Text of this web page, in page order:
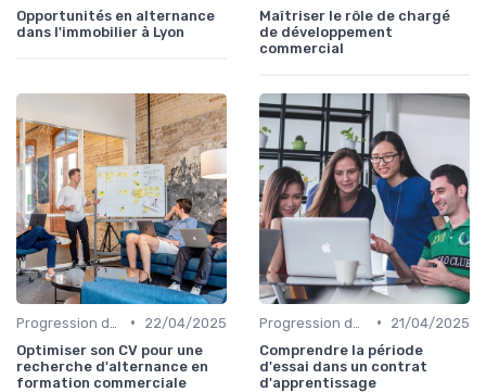
Opportunités en alternance
dans l'immobilier à Lyon
Maîtriser le rôle de chargé
de développement
commercial
•
22/04/2025
Optimiser son CV pour une
recherche d'alternance en
formation commerciale
•
21/04/2025
Comprendre la période
d'essai dans un contrat
d'apprentissage